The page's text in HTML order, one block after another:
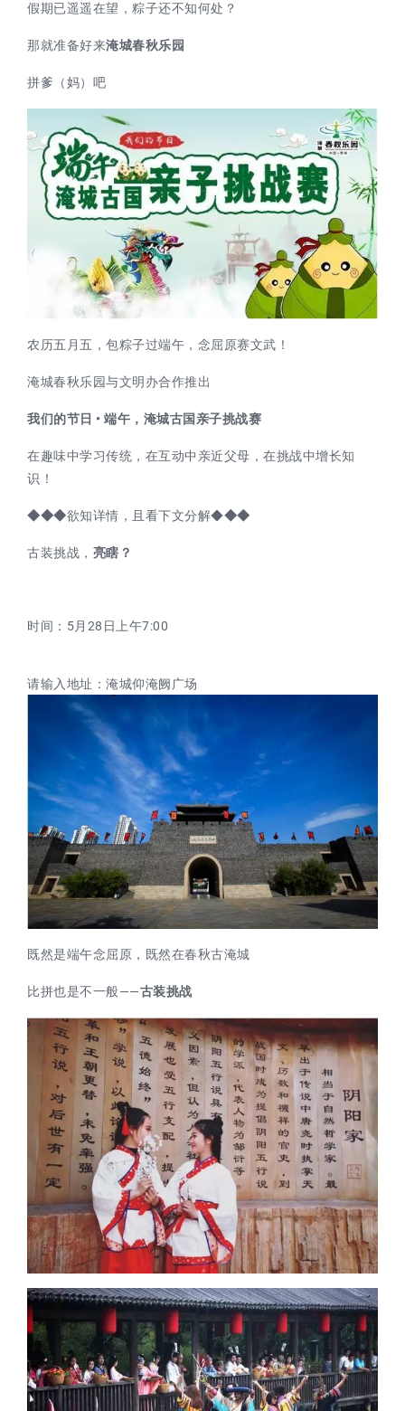
假期已遥遥在望，粽子还不知何处？
那就准备好来淹城春秋乐园
拼爹（妈）吧
农历五月五，包粽子过端午，念屈原赛文武！
淹城春秋乐园与文明办合作推出
我们的节日 • 端午，淹城古国亲子挑战赛
在趣味中学习传统，在互动中亲近父母，在挑战中增长知
识！
◆◆◆欲知详情，且看下文分解◆◆◆
古装挑战， 亮瞎？
时间：5月28日上午7:00
请输入地址：淹城仰淹阙广场
既然是端午念屈原，既然在春秋古淹城
比拼也是不一般——古装挑战